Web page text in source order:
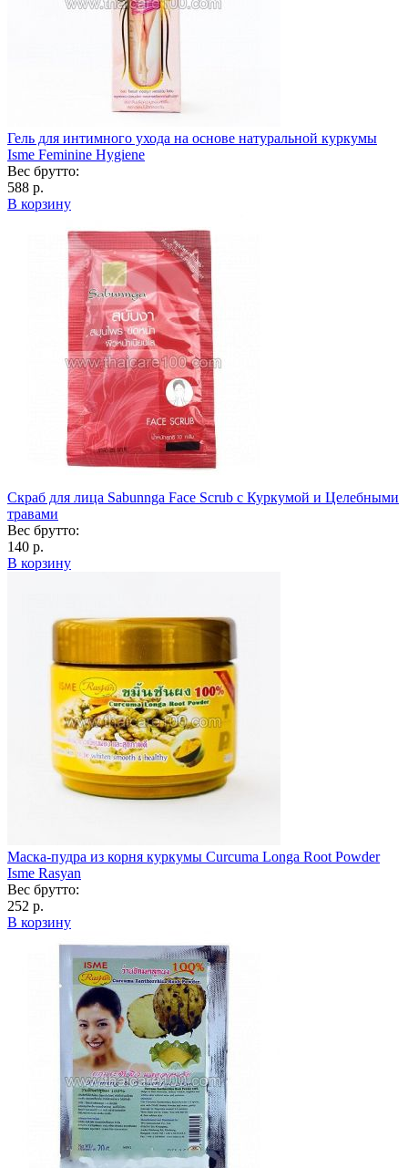
Гель для интимного ухода на основе натуральной куркумы
Isme Feminine Hygiene
Вес брутто:
588 р.
В корзину
Скраб для лица Sabunnga Face Scrub с Куркумой и Целебными
травами
Вес брутто:
140 р.
В корзину
Маска-пудра из корня куркумы Curcuma Longa Root Powder
Isme Rasyan
Вес брутто:
252 р.
В корзину